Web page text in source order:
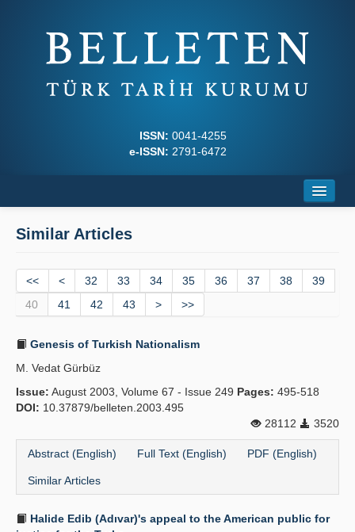
ISSN: 0041-4255
e-ISSN: 2791-6472
Journal Boards
Writing Rules
Principles
Publication Policies
Guidelines
Contact Us
Similar Articles
<< < 32 33 34 35 36 37 38
39
40
41 42 43 > >>
Genesis of Turkish Nationalism
M. Vedat Gürbüz
Issue: August 2003, Volume 67 - Issue 249 Pages: 495-518
DOI: 10.37879/belleten.2003.495
28112
3520
Abstract (English) Full Text (English) PDF (English)
Similar Articles
Halide Edib (Adıvar)'s appeal to the American public for